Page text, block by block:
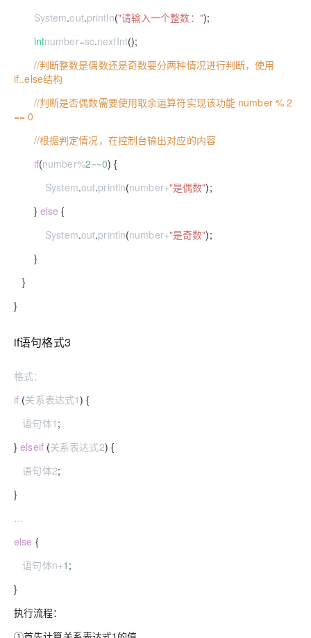
System.out.println("请输入一个整数：");
intnumber=sc.nextInt();
//判断整数是偶数还是奇数要分两种情况进行判断，使用
if..else结构
//判断是否偶数需要使用取余运算符实现该功能 number % 2
== 0
//根据判定情况，在控制台输出对应的内容
if(number%2==0) {
System.out.println(number+"是偶数");
} else {
System.out.println(number+"是奇数");
}
}
}
if语句格式3
格式：
if (关系表达式1) {
语句体1 ;
}elseif(关系表达式2) {
语句体2;
}
…
else {
语句体n+1 ;
}
执行流程：